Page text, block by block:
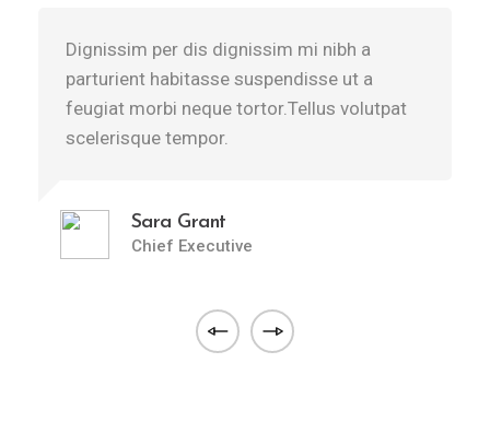
Dignissim per dis dignissim mi nibh a
parturient habitasse suspendisse ut a
feugiat morbi neque tortor.Tellus volutpat
scelerisque tempor.
Sara Grant
Chief Executive